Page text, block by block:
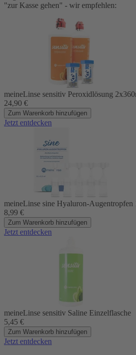
"zur Kasse gehen" - wir empfehlen:
meineLinse sensitiv Peroxidlösung
24,90 €
Zum Warenkorb hinzufügen
Jetzt entdecken
meineLinse sine Hyaluron-Augentropfen
8,99 €
Zum Warenkorb hinzufügen
Jetzt entdecken
meineLinse sensitiv Saline Einzelflasche
5,45 €
Zum Warenkorb hinzufügen
Jetzt entdecken